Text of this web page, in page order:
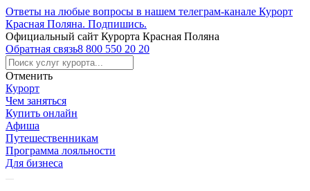
Ответы на любые вопросы в нашем телеграм-канале Курорт
Красная Поляна. Подпишись.
Официальный сайт Курорта Красная Поляна
Обратная связь8 800 550 20 20
Отменить
Курорт
Чем заняться
Купить онлайн
Афиша
Путешественникам
Программа лояльности
Для бизнеса